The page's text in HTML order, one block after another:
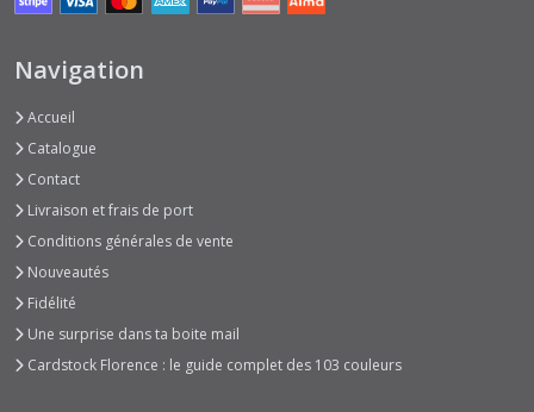
Navigation
Accueil
Catalogue
Contact
Livraison et frais de port
Conditions générales de vente
Nouveautés
Fidélité
Une surprise dans ta boite mail
Cardstock Florence : le guide complet des 103 couleurs